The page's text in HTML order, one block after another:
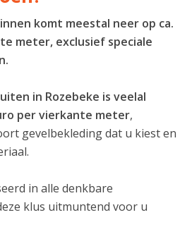
komt meestal neer op ca.
meter, exclusief speciale
in Rozebeke is veelal
per vierkante meter,
gevelbekleding dat u kiest en
in alle denkbare
klus uitmuntend voor u